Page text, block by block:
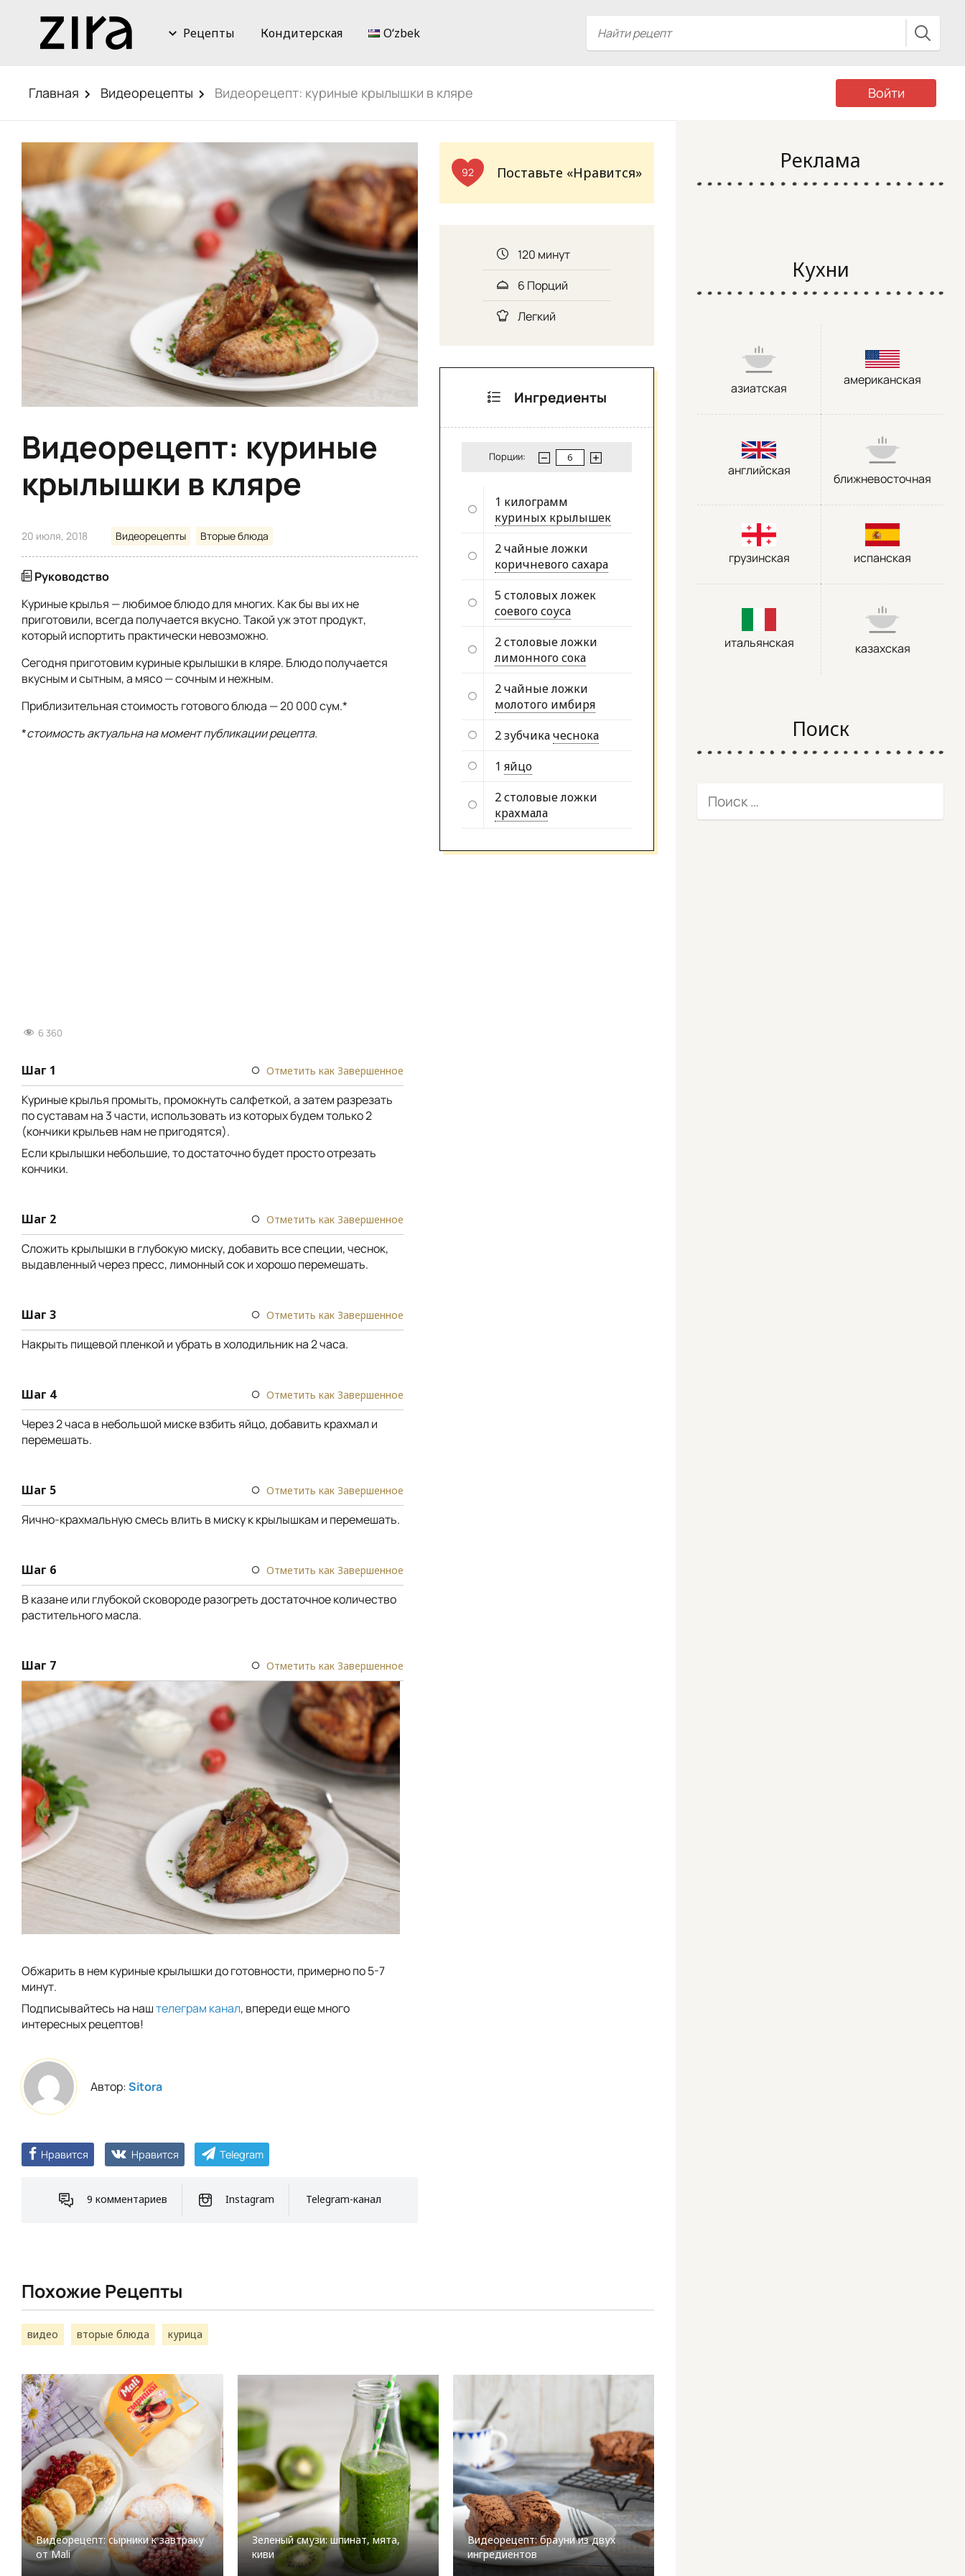
Рецепты Кондитерская Oʻzbek
Главная Видеорецепты Видеорецепт: куриные крылышки в кляре Войти
Видеорецепт: куриные
крылышки в кляре
20 июля, 2018 Видеорецепты Вторые блюда
Руководство
Куриные крылья — любимое блюдо для многих. Как бы вы их не
приготовили, всегда получается вкусно. Такой уж этот продукт,
который испортить практически невозможно.
Сегодня приготовим куриные крылышки в кляре. Блюдо получается
вкусным и сытным, а мясо — сочным и нежным.
Приблизительная стоимость готового блюда — 20 000 сум.*
*стоимость актуальна на момент публикации рецепта.
6 360
Шаг 1 Отметить как Завершенное
Куриные крылья промыть, промокнуть салфеткой, а затем разрезать
по суставам на 3 части, использовать из которых будем только 2
(кончики крыльев нам не пригодятся).
Если крылышки небольшие, то достаточно будет просто отрезать
кончики.
Шаг 2 Отметить как Завершенное
Сложить крылышки в глубокую миску, добавить все специи, чеснок,
выдавленный через пресс, лимонный сок и хорошо перемешать.
Шаг 3 Отметить как Завершенное
Накрыть пищевой пленкой и убрать в холодильник на 2 часа.
Шаг 4 Отметить как Завершенное
Через 2 часа в небольшой миске взбить яйцо, добавить крахмал и
перемешать.
Шаг 5 Отметить как Завершенное
Яично-крахмальную смесь влить в миску к крылышкам и перемешать.
Шаг 6 Отметить как Завершенное
В казане или глубокой сковороде разогреть достаточное количество
растительного масла.
Шаг 7 Отметить как Завершенное
Обжарить в нем куриные крылышки до готовности, примерно по 5-7
минут.
Подписывайтесь на наштелеграм канал, впереди еще много
интересных рецептов!
Автор:Sitora
Нравится Нравится Telegram
9 комментариев Instagram Telegram-канал
92 Поставьте «Нравится»
120 минут
6 Порций
Легкий
Ингредиенты
Порции:
1 килограмм
куриных крылышек
2 чайные ложки
коричневого сахара
5 столовых ложек
соевого соуса
2 столовые ложки
лимонного сока
2 чайные ложки
молотого имбиря
2 зубчикачеснока
1 яйцо
2 столовые ложки
крахмала
Похожие Рецепты
видео вторые блюда курица
Видеорецепт: сырники к завтраку
от Mali
Зеленый смузи: шпинат, мята,
киви
Видеорецепт: брауни из двух
ингредиентов
Реклама
Кухни
азиатская
американская
английская
ближневосточная
грузинская испанская
итальянская казахская
Поиск